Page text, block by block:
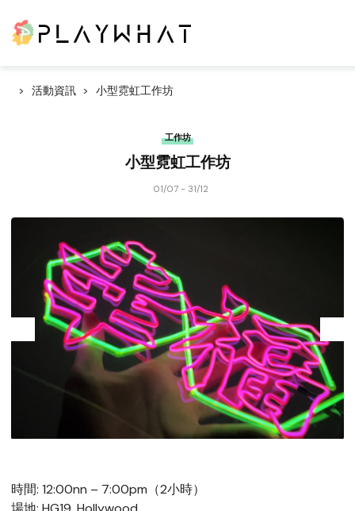
活動資訊 小型霓虹工作坊
工作坊
小型霓虹工作坊
01/07 - 31/12
時間: 12:00nn – 7:00pm（2小時）